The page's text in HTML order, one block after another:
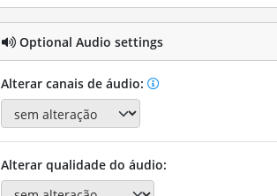
Optional Audio settings
Alterar canais de áudio:
Alterar qualidade do áudio: